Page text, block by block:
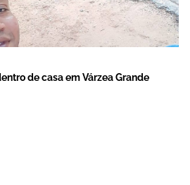
de casa em Várzea Grande